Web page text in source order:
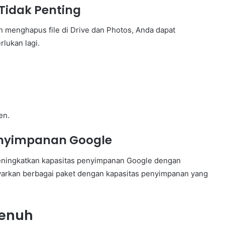
Penting
file di Drive dan Photos, Anda dapat
lagi.
Google
kapasitas penyimpanan Google dengan
berbagai paket dengan kapasitas penyimpanan yang